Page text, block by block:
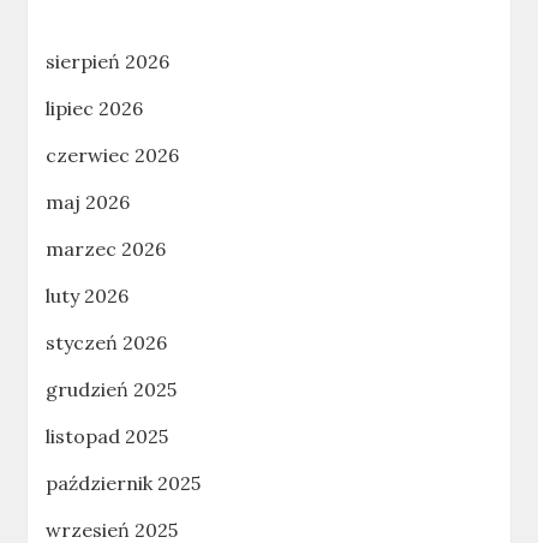
sierpień 2026
lipiec 2026
czerwiec 2026
maj 2026
marzec 2026
luty 2026
styczeń 2026
grudzień 2025
listopad 2025
październik 2025
wrzesień 2025